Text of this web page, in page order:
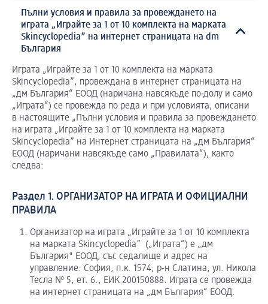
Пълни условия и правила за провеждането на
играта „Играйте за 1 от 10 комплекта на марката
Skincyclopedia” на интернет страницата на dm
България
Играта „Играйте за 1 от 10 комплекта на марката
Skincyclopedia”, провеждана в интернет страницата на
„дм България“ ЕООД (наричана навсякъде по-долу и само
„Играта“) се провежда по реда и при условията, описани
в настоящите „Пълни условия и правила за провеждането
на играта „Играйте за 1 от 10 комплекта на марката
Skincyclopedia” на Интернет страницата на „дм България“
ЕООД (наричани навсякъде само „Правилата“), както
следва:
Раздел 1. ОРГАНИЗАТОР НА ИГРАТА И ОФИЦИАЛНИ
ПРАВИЛА
Организатор на играта „Играйте за 1 от 10 комплекта
на марката Skincyclopedia” („Играта“) е „дм
България" ЕООД, със седалище и адрес на
управление: София, п.к. 1574; р-н Слатина, ул. Никола
Тесла № 5, ет. 6., ЕИК 200150888. Играта се провежда
на интернет страницата на „дм България“ ЕООД.